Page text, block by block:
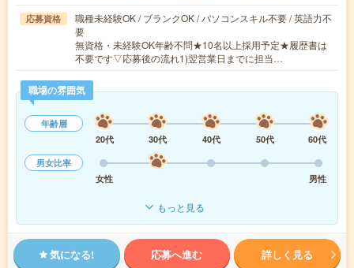
応募資格
職種未経験OK / ブランクOK / パソコンスキル不要 / 英語力不
要
無資格・未経験OK年齢不問★10名以上採用予定★履歴書は
不要です▽応募後の流れ1)翌営業日までに担当…
職場の雰囲気
年齢層
20代
30代 40代 50代
60代
男女比率
女性
男性
もっと見る
気になる! 応募へ進む 詳しく見る